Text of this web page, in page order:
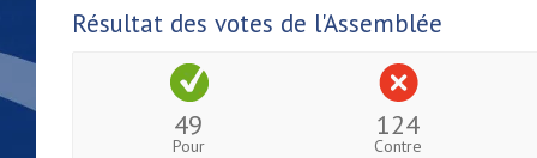
Résultat des votes de l'Assemblée
49
Pour
124
Contre